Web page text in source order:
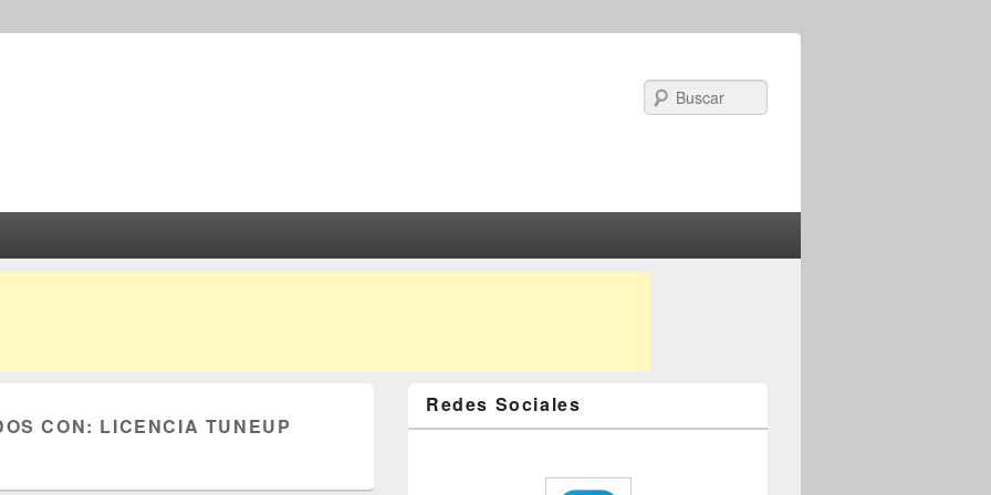
CON: LICENCIA TUNEUP
Redes Sociales